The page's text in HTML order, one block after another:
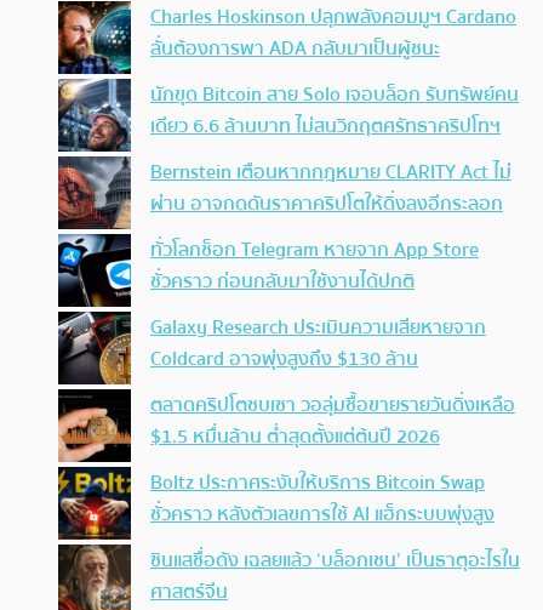
Charles Hoskinson ปลุกพลังคอมมูฯ Cardano
ลั่นต้องการพา ADA กลับมาเป็นผู้ชนะ
นักขุด Bitcoin สาย Solo เจอบล็อก รับทรัพย์คน
เดียว 6.6 ล้านบาท ไม่สนวิกฤตศรัทธาคริปโทฯ
Bernstein เตือนหากกฎหมาย CLARITY Act ไม่
ผ่าน อาจกดดันราคาคริปโตให้ดิ่งลงอีกระลอก
ทั่วโลกช็อก Telegram หายจาก App Store
ชั่วคราว ก่อนกลับมาใช้งานได้ปกติ
Galaxy Research ประเมินความเสียหายจาก
Coldcard อาจพุ่งสูงถึง $130 ล้าน
ตลาดคริปโตซบเซา วอลุ่มซื้อขายรายวันดิ่งเหลือ
$1.5 หมื่นล้าน ต่ำสุดตั้งแต่ต้นปี 2026
Boltz ประกาศระงับให้บริการ Bitcoin Swap
ชั่วคราว หลังตัวเลขการใช้ AI แฮ็กระบบพุ่งสูง
ซินแสชื่อดัง เฉลยแล้ว ‘บล็อกเชน’ เป็นธาตุอะไรใน
ศาสตร์จีน